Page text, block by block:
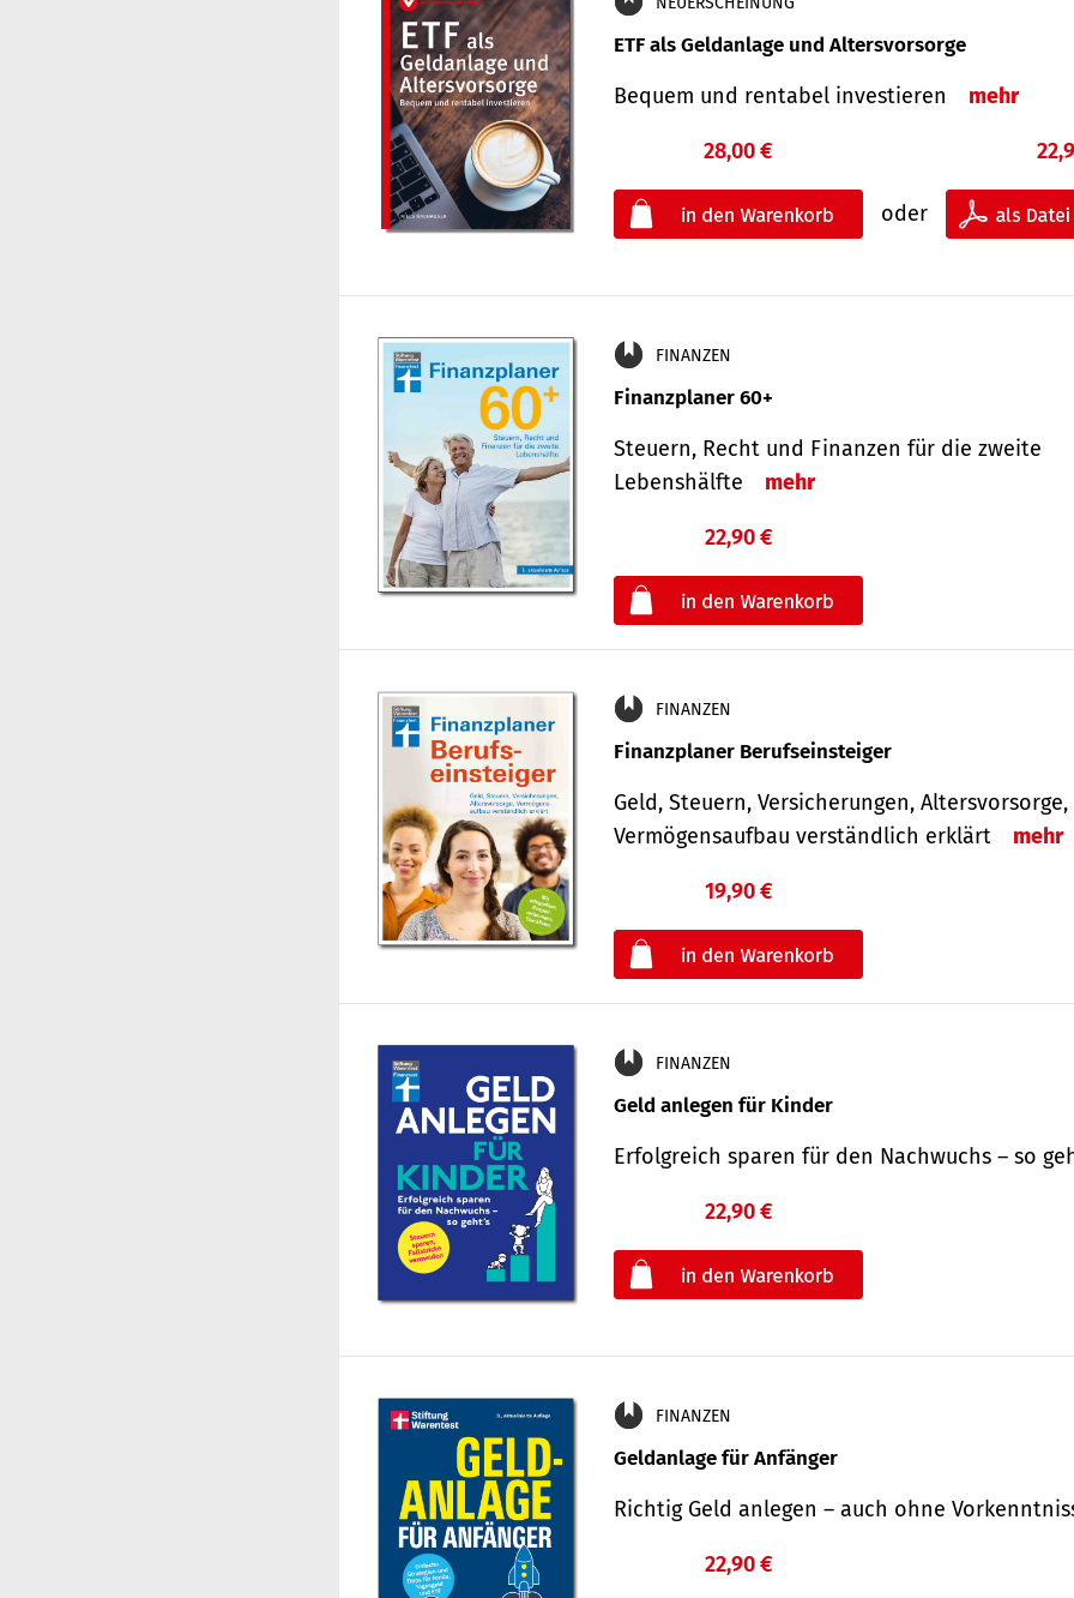
ETF als Geldanlage und Altersvorsorge
Bequem und rentabel investieren mehr
28,00 €
oder
FINANZEN
Finanzplaner 60+
Steuern, Recht und Finanzen für die zweite
Lebenshälfte
mehr
22,90 €
FINANZEN
Finanzplaner Berufseinsteiger
Geld, Steuern, Versicherungen, Altersvorsorge,
Vermögensaufbau verständlich erklärt
mehr
19,90 €
FINANZEN
Geld anlegen für Kinder
Erfolgreich sparen für den Nachwuchs – so
22,90 €
FINANZEN
Geldanlage für Anfänger
Richtig Geld anlegen – auch ohne
22,90 €